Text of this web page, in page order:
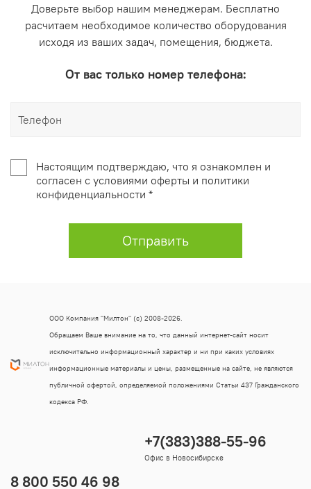
Доверьте выбор нашим менеджерам. Бесплатно
расчитаем необходимое количество оборудования
исходя из ваших задач, помещения, бюджета.
От вас только номер телефона:
Настоящим подтверждаю, что я ознакомлен и
согласен с условиями оферты и политики
конфиденциальности *
Отправить
8 800 550 46 98
+7(383)388-55-96
Офис в Новосибирске
ООО Компания "Милтон" (с) 2008-2026.
Обращаем Ваше внимание на то, что данный интернет-сайт носит
исключительно информационный характер и ни при каких условиях
информационные материалы и цены, размещенные на сайте, не являются
публичной офертой, определяемой положениями Статьи 437 Гражданского
кодекса РФ.